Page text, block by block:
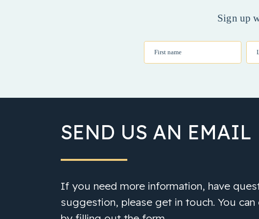
Sign up
First name
SEND US AN EMAIL
If you need more information, have
suggestion, please get in touch. You